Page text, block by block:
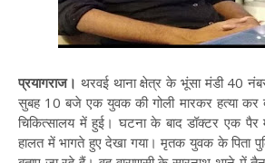
प्रयागराज। थरवई थाना क्षेत्र के भूंसा मंडी 40
सुबह 10 बजे एक युवक की गोली मारकर हत्या कर
चिकित्सालय में हुई। घटना के बाद डॉक्टर एक
हालत में भागते हुए देखा गया। मृतक युवक के पिता